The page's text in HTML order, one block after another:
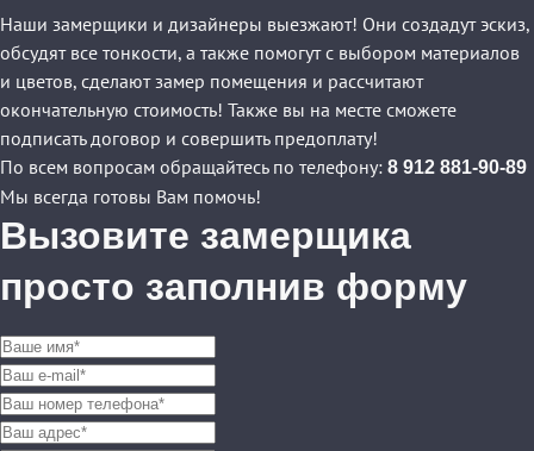
Наши замерщики и дизайнеры выезжают! Они создадут эскиз,
обсудят все тонкости, а также помогут с выбором материалов
и цветов, сделают замер помещения и рассчитают
окончательную стоимость! Также вы на месте сможете
подписать договор и совершить предоплату!
По всем вопросам обращайтесь по телефону: 8 912 881-90-89
Мы всегда готовы Вам помочь!
Вызовите замерщика
просто заполнив форму